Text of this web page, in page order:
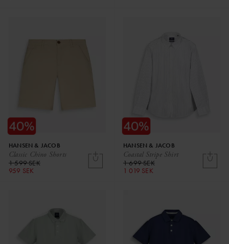
Classic Chino Shorts
HANSEN & JACOB
1 599 SEK
959 SEK
Coastal Stripe Shirt
HANSEN & JACOB
1 699 SEK
1 019 SEK